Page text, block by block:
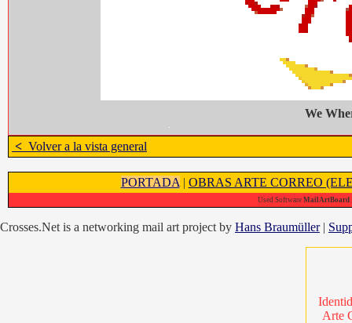
We
< Volver a la vista general
PORTADA | OBRAS ARTE CORREO
Used Software MailArtBoard
Crosses.Net is a networking mail art project by Hans Braumüller|
Arte